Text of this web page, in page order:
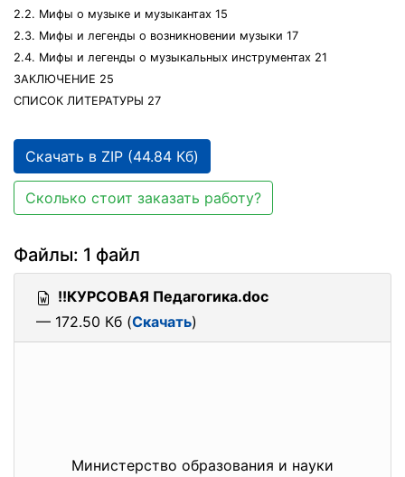
2.2. Мифы о музыке и музыкантах 15
2.3. Мифы и легенды о возникновении музыки 17
2.4. Мифы и легенды о музыкальных инструментах 21
ЗАКЛЮЧЕНИЕ 25
СПИСОК ЛИТЕРАТУРЫ 27
Скачать в ZIP (44.84 Кб)
Сколько стоит заказать работу?
Файлы: 1 файл
!!КУРСОВАЯ Педагогика.doc
— 172.50 Кб (Скачать)
Министерство образования и науки